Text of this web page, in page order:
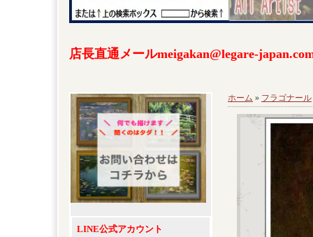
店長直通メールmeigakan@legare-
LINE公式アカウント
ホーム » フラゴナール